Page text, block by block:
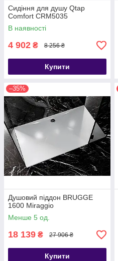
Сидіння для душу Qtap
Comfort CRM5035
В наявності
4 902 ₴ 8 256 ₴
Купити
–35%
Душовий піддон BRUGGE
1600 Miraggio
Менше 5 од.
18 139 ₴ 27 906 ₴
Купити